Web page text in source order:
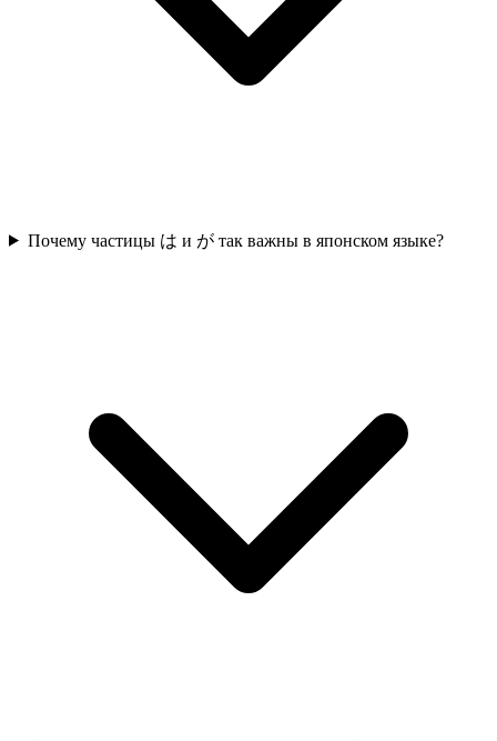
Почему частицы は и が так важны в японском языке?